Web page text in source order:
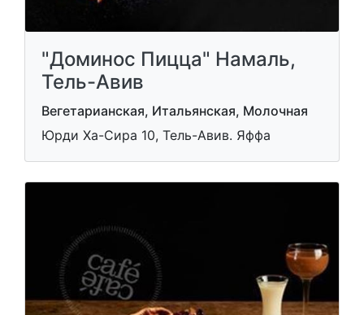
"Доминос Пицца" Намаль,
Тель-Авив
Вегетарианская, Итальянская, Молочная
Юрди Ха-Сира 10, Тель-Авив. Яффа